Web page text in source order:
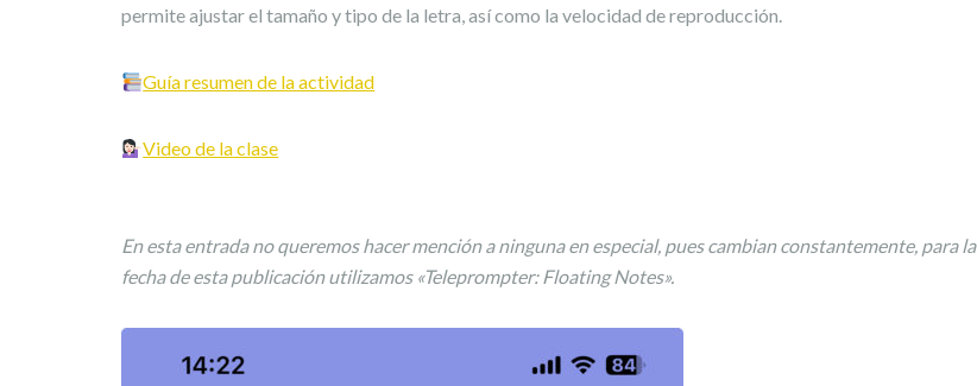
permite ajustar el tamaño y tipo de la letra, así como la velocidad de reproducción.
Guía resumen de la actividad
Video de la clase
En esta entrada no queremos hacer mención a ninguna en especial, pues cambian constantemente, para la
fecha de esta publicación utilizamos «Teleprompter: Floating Notes».